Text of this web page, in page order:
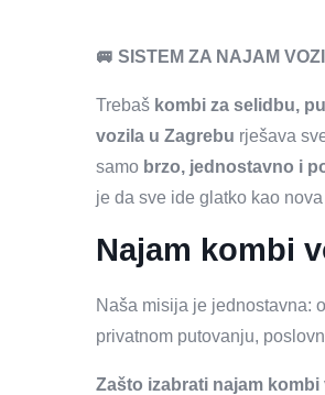
🚐 SISTEM ZA NAJAM
Trebaš kombi za selidbu,
vozila u Zagrebu rješava
samo brzo, jednostavno i
je da sve ide glatko kao
Najam kombi
Naša misija je jednostavna:
privatnom putovanju,
Zašto izabrati najam